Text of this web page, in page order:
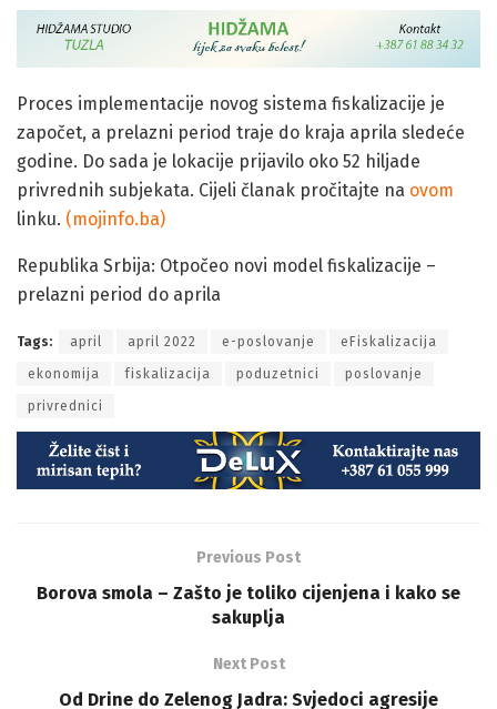
Proces implementacije novog sistema fiskalizacije je
započet, a prelazni period traje do kraja aprila sledeće
godine. Do sada je lokacije prijavilo oko 52 hiljade
privrednih subjekata. Cijeli članak pročitajte na ovom
linku. (mojinfo.ba)
Republika Srbija: Otpočeo novi model fiskalizacije –
prelazni period do aprila
Tags: april april 2022 e-poslovanje eFiskalizacija
ekonomija fiskalizacija poduzetnici poslovanje
privrednici
Previous Post
Borova smola – Zašto je toliko cijenjena i kako se
sakuplja
Next Post
Od Drine do Zelenog Jadra: Svjedoci agresije